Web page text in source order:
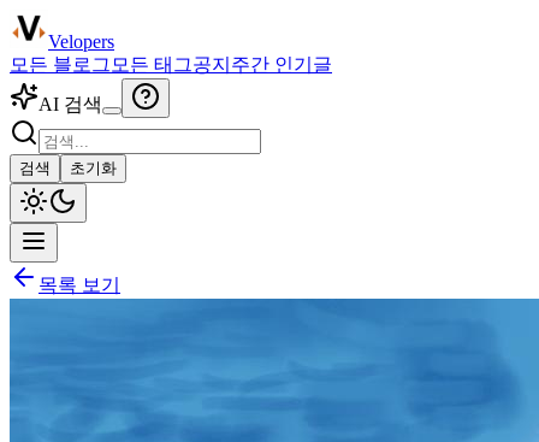
Velopers
모든 블로그 모든 태그공지 주간 인기글
AI 검색
검색 초기화
목록 보기